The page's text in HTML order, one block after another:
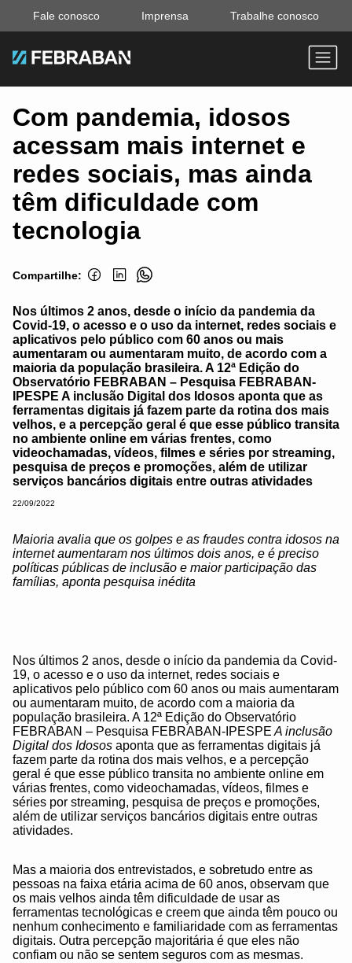
Fale conosco Imprensa Trabalhe conosco
Com pandemia, idosos
acessam mais internet e
redes sociais, mas ainda
têm dificuldade com
tecnologia
Compartilhe:
Nos últimos 2 anos, desde o início da pandemia da
Covid-19, o acesso e o uso da internet, redes sociais e
aplicativos pelo público com 60 anos ou mais
aumentaram ou aumentaram muito, de acordo com a
maioria da população brasileira. A 12ª Edição do
Observatório FEBRABAN – Pesquisa FEBRABAN-
IPESPE A inclusão Digital dos Idosos aponta que as
ferramentas digitais já fazem parte da rotina dos mais
velhos, e a percepção geral é que esse público transita
no ambiente online em várias frentes, como
videochamadas, vídeos, filmes e séries por streaming,
pesquisa de preços e promoções, além de utilizar
serviços bancários digitais entre outras atividades
22/09/2022
Maioria avalia que os golpes e as fraudes contra idosos na
internet aumentaram nos últimos dois anos, e é preciso
políticas públicas de inclusão e maior participação das
famílias, aponta pesquisa inédita
Nos últimos 2 anos, desde o início da pandemia da Covid-
19, o acesso e o uso da internet, redes sociais e
aplicativos pelo público com 60 anos ou mais aumentaram
ou aumentaram muito, de acordo com a maioria da
população brasileira. A 12ª Edição do Observatório
FEBRABAN – Pesquisa FEBRABAN-IPESPE A inclusão
Digital dos Idosos aponta que as ferramentas digitais já
fazem parte da rotina dos mais velhos, e a percepção
geral é que esse público transita no ambiente online em
várias frentes, como videochamadas, vídeos, filmes e
séries por streaming, pesquisa de preços e promoções,
além de utilizar serviços bancários digitais entre outras
atividades.
Mas a maioria dos entrevistados, e sobretudo entre as
pessoas na faixa etária acima de 60 anos, observam que
os mais velhos ainda têm dificuldade de usar as
ferramentas tecnológicas e creem que ainda têm pouco ou
nenhum conhecimento e familiaridade com as ferramentas
digitais. Outra percepção majoritária é que eles não
confiam ou não se sentem seguros com as mesmas.